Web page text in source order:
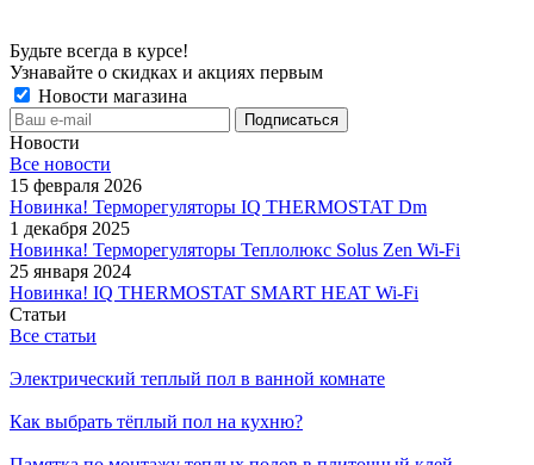
Будьте всегда в курсе!
Узнавайте о скидках и акциях первым
Новости магазина
Новости
Все новости
15 февраля 2026
Новинка! Терморегуляторы IQ THERMOSTAT Dm
1 декабря 2025
Новинка! Терморегуляторы Теплолюкс Solus Zen Wi-Fi
25 января 2024
Новинка! IQ THERMOSTAT SMART HEAT Wi-Fi
Статьи
Все статьи
Электрический теплый пол в ванной комнате
Как выбрать тёплый пол на кухню?